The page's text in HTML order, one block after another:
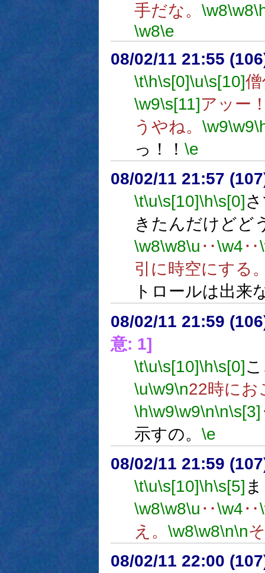
手だな。 \w8\w8
\w8\e
08/02/11 21:55
\t\h\s[0]\u\s[10]
\w9\s[11]アッー
うやね。 \w9\w9
っ！！ \e
08/02/11 21:57
\t\u\s[10]\h\s[0]
きたんだけどど
\w8\w8\u ‥\w4‥
引に時空にする
トロールは出来
08/02/11 21:59
意: 1]
\t\u\s[10]\h\s[0]
\u\w9\n22時にお
\h\w9\w9\n\n\s[3]
示すの。 \e
08/02/11 21:59
\t\u\s[10]\h\s[5]
\w8\w8\u ‥\w4‥
え。 \w8\w8\n\n
08/02/11 22:00